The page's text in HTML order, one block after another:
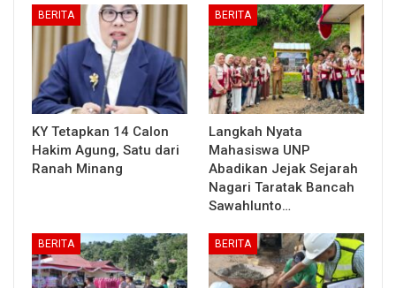
BERITA
KY Tetapkan 14 Calon
Hakim Agung, Satu dari
Ranah Minang
BERITA
Langkah Nyata
Mahasiswa UNP
Abadikan Jejak Sejarah
Nagari Taratak Bancah
Sawahlunto…
BERITA BERITA